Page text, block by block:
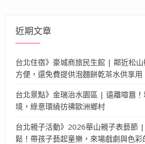
近期文章
台北住宿》豪城商旅民生館 | 鄰近松
方便，還免費提供泡麵餅乾茶水供享用
台北景點》金瑞治水園區 | 遠離喧囂
境，綠意環繞彷彿歐洲鄉村
台北親子活動》2026華山親子表藝節
鬆！帶孩子藝起童樂，來場戲劇與色彩